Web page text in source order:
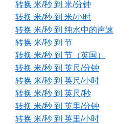
转换 米/秒 到 米/分钟
转换 米/秒 到 米/小时
转换 米/秒 到 纯水中的声速
转换 米/秒 到 节
转换 米/秒 到 节（英国）
转换 米/秒 到 英尺/分钟
转换 米/秒 到 英尺/小时
转换 米/秒 到 英尺/秒
转换 米/秒 到 英里/分钟
转换 米/秒 到 英里/小时